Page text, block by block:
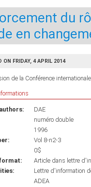
du
en
ON FRIDAY, 4 APRIL 2014
de la Conférence
DAE
numéro double
1996
Vol 8-n2-3
0$
Article dans lettre
Lettre d'information
ADEA